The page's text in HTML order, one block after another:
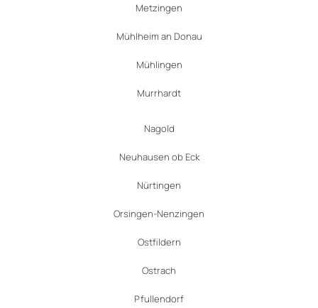
Metzingen
Mühlheim an Donau
Mühlingen
Murrhardt
Nagold
Neuhausen ob Eck
Nürtingen
Orsingen-Nenzingen
Ostfildern
Ostrach
Pfullendorf